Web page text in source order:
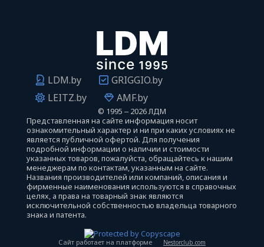
LDM.by
GRIGGIO.by
LEITZ.by
AMF.by
© 1995 ‒ 2026 ЛДМ
Представленная на сайте информация носит
ознакомительный характер и ни при каких условиях не
является публичной офертой. Для получения
подробной информации о наличии и стоимости
указанных товаров, пожалуйста, обращайтесь к нашим
менеджерам по контактам, указанным на сайте.
Названия производителей или компаний, описания и
фирменные наименования используются в справочных
целях, а права на товарный знак являются
исключительной собственностью владельца товарного
знака и патента.
Сайт работает на платформе Nestorclub.com